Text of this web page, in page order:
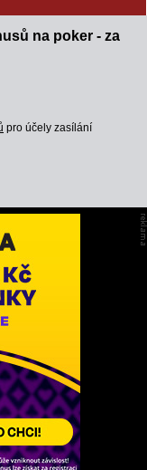
na poker - za
pro účely zasílání